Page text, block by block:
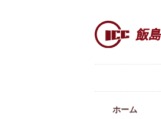
ホーム